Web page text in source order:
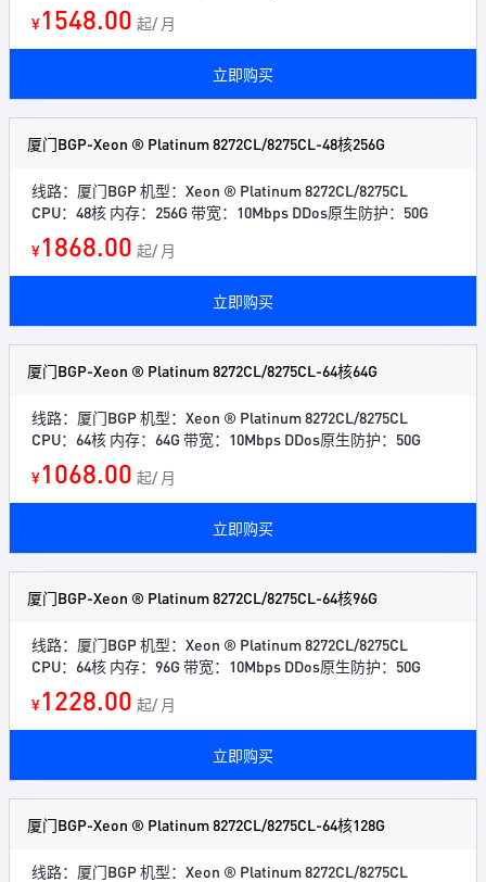
¥1548.00 起/ 月
立即购买
厦门BGP-Xeon ® Platinum 8272CL/8275CL-48核256G
线路：厦门BGP 机型：Xeon ® Platinum 8272CL/8275CL
CPU：48核 内存：256G 带宽：10Mbps DDos原生防护：50G
¥1868.00 起/ 月
立即购买
厦门BGP-Xeon ® Platinum 8272CL/8275CL-64核64G
线路：厦门BGP 机型：Xeon ® Platinum 8272CL/8275CL
CPU：64核 内存：64G 带宽：10Mbps DDos原生防护：50G
¥1068.00 起/ 月
立即购买
厦门BGP-Xeon ® Platinum 8272CL/8275CL-64核96G
线路：厦门BGP 机型：Xeon ® Platinum 8272CL/8275CL
CPU：64核 内存：96G 带宽：10Mbps DDos原生防护：50G
¥1228.00 起/ 月
立即购买
厦门BGP-Xeon ® Platinum 8272CL/8275CL-64核128G
线路：厦门BGP 机型：Xeon ® Platinum 8272CL/8275CL